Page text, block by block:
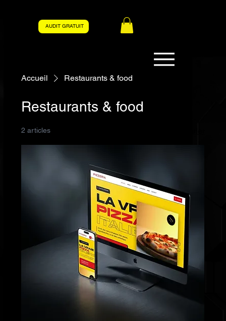
AUDIT GRATUIT
Accueil Restaurants & food
Restaurants & food
2 articles